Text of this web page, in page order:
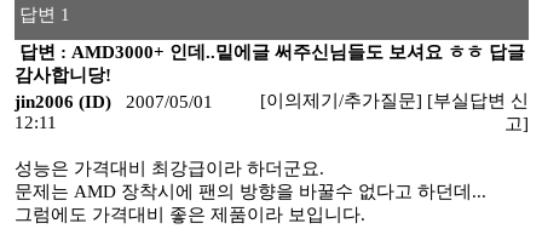
답변 1
답변 : AMD3000+ 인데..밑에글 써주신님들도 보셔요 ㅎㅎ 답글
감사합니당!
jin2006 (ID)
2007/05/01
12:11
[이의제기/추가질문] [부실답변 신
고]
성능은 가격대비 최강급이라 하더군요.
문제는 AMD 장착시에 팬의 방향을 바꿀수 없다고 하던데...
그럼에도 가격대비 좋은 제품이라 보입니다.